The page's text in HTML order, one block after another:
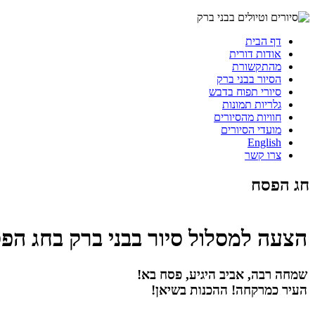
דף הבית
אודות דורית
מהתקשורת
הסיור בבני ברק
סיורי תפוח בדבש
גלריות תמונות
חוויות מהסיורים
מועדי הסיורים
English
צרו קשר
חג הפסח
הצעה למסלול סיור בבני ברק בחג
שמחה רבה, אביב היגיע, פסח בא!
העיר כמרקחה! ההכנות בשיאן!